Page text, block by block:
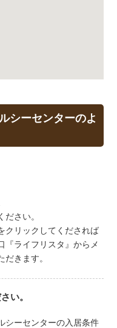
シーセンターのよ
ださい。
クリックしてくだされば
『ライフリスタ』からメ
きます。
い。
ーセンターの入居条件